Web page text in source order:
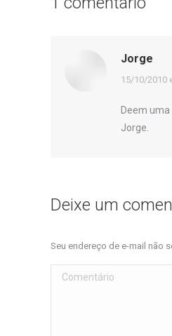
Jorge
disse:
15/10/2010
Deem
Jorge.
Deixe um
Seu endereço de e-mail não
Comentário